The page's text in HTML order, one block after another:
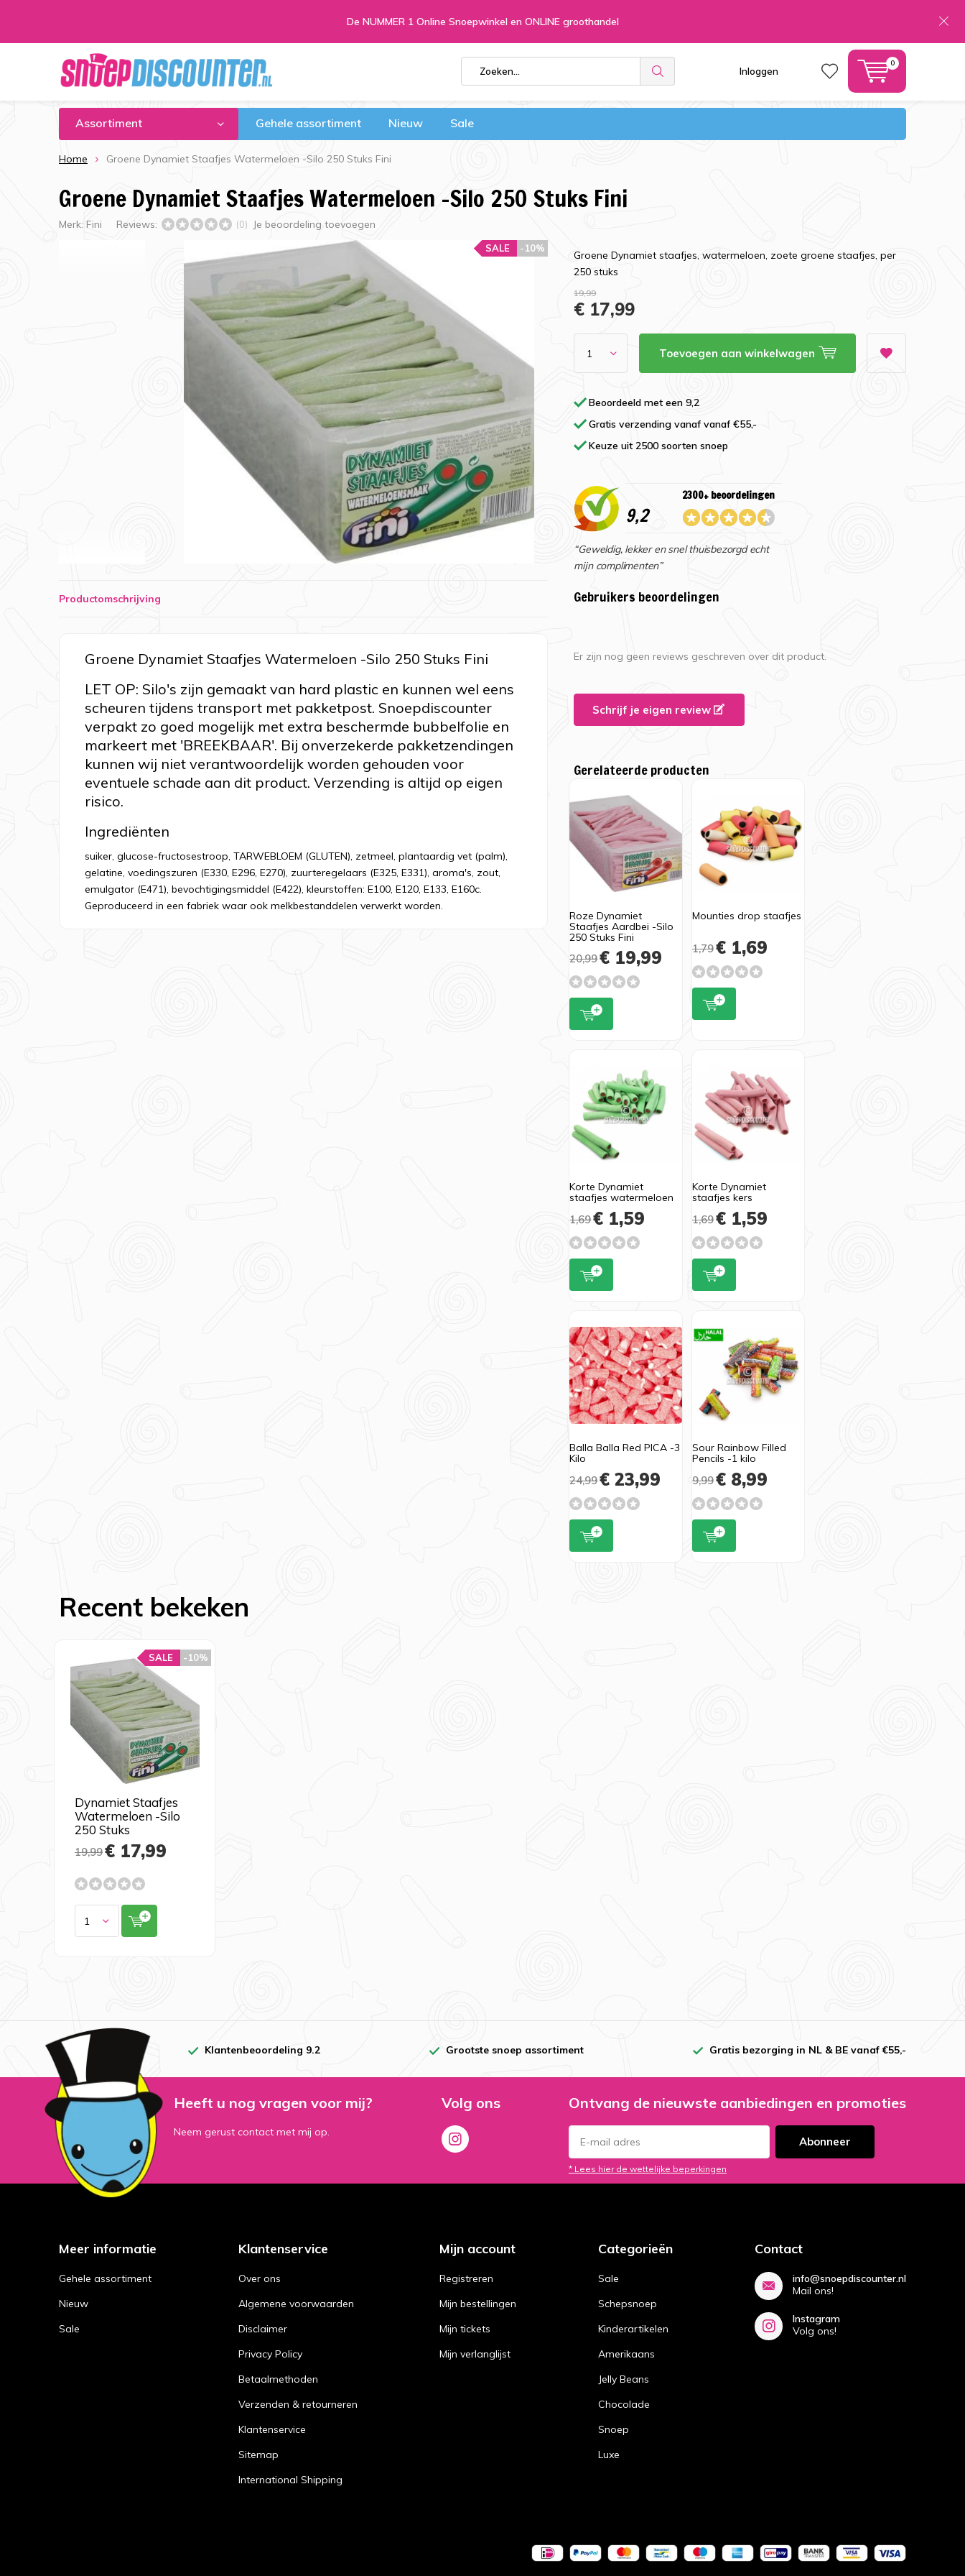
Inloggen
0
De NUMMER 1 Online Snoepwinkel en ONLINE groothandel
Assortiment Gehele assortiment Nieuw Sale
Home Groene Dynamiet Staafjes Watermeloen -Silo 250 Stuks Fini
Groene Dynamiet Staafjes Watermeloen -Silo 250 Stuks Fini
Merk: Fini Reviews: (0) Je beoordeling toevoegen
-10%
SALE
Groene Dynamiet staafjes, watermeloen, zoete groene staafjes, per
250 stuks
19,99
€ 17,99
Toevoegen aan winkelwagen
Beoordeeld met een 9,2
Gratis verzending vanaf vanaf €55,-
Keuze uit 2500 soorten snoep
9,2
2300+ beoordelingen
“Geweldig, lekker en snel thuisbezorgd echt
mijn complimenten”
Productomschrijving
Groene Dynamiet Staafjes Watermeloen -Silo 250 Stuks Fini
LET OP: Silo's zijn gemaakt van hard plastic en kunnen wel eens
scheuren tijdens transport met pakketpost. Snoepdiscounter
verpakt zo goed mogelijk met extra beschermde bubbelfolie en
markeert met 'BREEKBAAR'. Bij onverzekerde pakketzendingen
kunnen wij niet verantwoordelijk worden gehouden voor
eventuele schade aan dit product. Verzending is altijd op eigen
risico.
Ingrediënten
suiker, glucose-fructosestroop, TARWEBLOEM (GLUTEN), zetmeel, plantaardig vet (palm),
gelatine, voedingszuren (E330, E296, E270), zuurteregelaars (E325, E331), aroma's, zout,
emulgator (E471), bevochtigingsmiddel (E422), kleurstoffen: E100, E120, E133, E160c.
Geproduceerd in een fabriek waar ook melkbestanddelen verwerkt worden.
Gebruikers beoordelingen
Er zijn nog geen reviews geschreven over dit product.
Schrijf je eigen review
Gerelateerde producten
Roze Dynamiet
Staafjes Aardbei -Silo
250 Stuks Fini
20,99€ 19,99
Mounties drop staafjes
1,79€ 1,69
Korte Dynamiet
staafjes watermeloen
1,69€ 1,59
Korte Dynamiet
staafjes kers
1,69€ 1,59
Balla Balla Red PICA -3
Kilo
24,99€ 23,99
Sour Rainbow Filled
Pencils -1 kilo
9,99€ 8,99
Recent bekeken
Dynamiet Staafjes
Watermeloen -Silo
250 Stuks
-10%
SALE
19,99€ 17,99
Klantenbeoordeling 9.2 Grootste snoep assortiment Gratis bezorging in NL & BE vanaf €55,-
Heeft u nog vragen voor mij?
Neem gerust contact met mij op.
Volg ons Ontvang de nieuwste aanbiedingen en promoties
Abonneer
* Lees hier de wettelijke beperkingen
Meer informatie
Gehele assortiment
Nieuw
Sale
Klantenservice
Over ons
Algemene voorwaarden
Disclaimer
Privacy Policy
Betaalmethoden
Verzenden & retourneren
Klantenservice
Sitemap
International Shipping
Mijn account
Registreren
Mijn bestellingen
Mijn tickets
Mijn verlanglijst
Categorieën
Sale
Schepsnoep
Kinderartikelen
Amerikaans
Jelly Beans
Chocolade
Snoep
Luxe
Contact
info@snoepdiscounter.nl
Mail ons!
Instagram
Volg ons!